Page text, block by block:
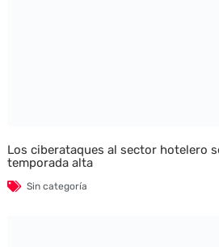
Los ciberataques al sector hotelero
temporada alta
Sin categoría